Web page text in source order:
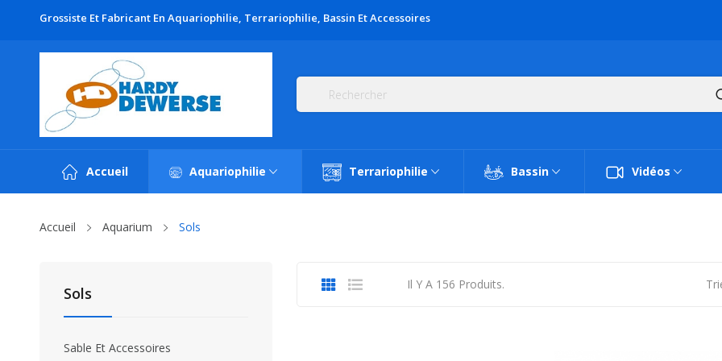
Grossiste Et Fabricant En Aquariophilie, Terrariophilie, Bassin Et Accessoires
Accueil Aquariophilie Terrariophilie Bassin Vidéos
Accueil Aquarium Sols
Sols
Sable Et Accessoires
Il Y A 156 Produits.